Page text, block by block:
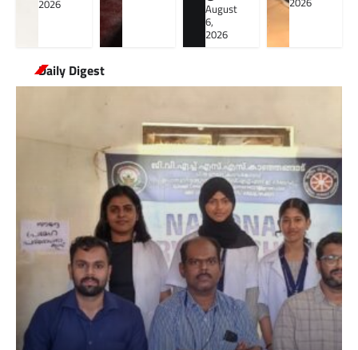
2026
August
6,
2026
Daily Digest